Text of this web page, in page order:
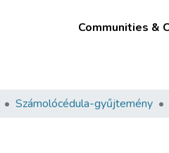
Communities &
Számolócédula-gyűjtemény